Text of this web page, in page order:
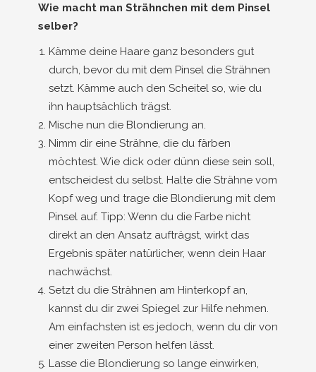
Wie macht man Strähnchen mit dem Pinsel
selber?
Kämme deine Haare ganz besonders gut
durch, bevor du mit dem Pinsel die Strähnen
setzt. Kämme auch den Scheitel so, wie du
ihn hauptsächlich trägst.
Mische nun die Blondierung an.
Nimm dir eine Strähne, die du färben
möchtest. Wie dick oder dünn diese sein soll,
entscheidest du selbst. Halte die Strähne vom
Kopf weg und trage die Blondierung mit dem
Pinsel auf. Tipp: Wenn du die Farbe nicht
direkt an den Ansatz aufträgst, wirkt das
Ergebnis später natürlicher, wenn dein Haar
nachwächst.
Setzt du die Strähnen am Hinterkopf an,
kannst du dir zwei Spiegel zur Hilfe nehmen.
Am einfachsten ist es jedoch, wenn du dir von
einer zweiten Person helfen lässt.
Lasse die Blondierung so lange einwirken,